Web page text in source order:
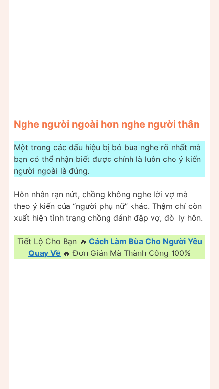
Nghe người ngoài hơn nghe người thân
Một trong các dấu hiệu bị bỏ bùa nghe rõ nhất mà
bạn có thể nhận biết được chính là luôn cho ý kiến
người ngoài là đúng.
Hôn nhân rạn nứt, chồng không nghe lời vợ mà
theo ý kiến của “người phụ nữ” khác. Thậm chí còn
xuất hiện tình trạng chồng đánh đập vợ, đòi ly hôn.
Tiết Lộ Cho Bạn 🔥 Cách Làm Bùa Cho Người Yêu
Quay Về 🔥 Đơn Giản Mà Thành Công 100%